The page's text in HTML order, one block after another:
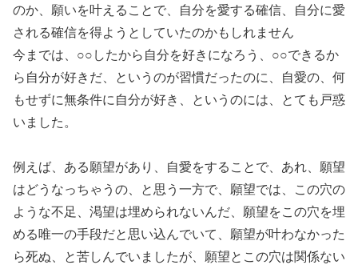
のか、願いを叶えることで、自分を愛する確信、自分に愛
される確信を得ようとしていたのかもしれません
今までは、○○したから自分を好きになろう、○○できるか
ら自分が好きだ、というのが習慣だったのに、自愛の、何
もせずに無条件に自分が好き、というのには、とても戸惑
いました。
例えば、ある願望があり、自愛をすることで、あれ、願望
はどうなっちゃうの、と思う一方で、願望では、この穴の
ような不足、渇望は埋められないんだ、願望をこの穴を埋
める唯一の手段だと思い込んでいて、願望が叶わなかった
ら死ぬ、と苦しんでいましたが、願望とこの穴は関係ない